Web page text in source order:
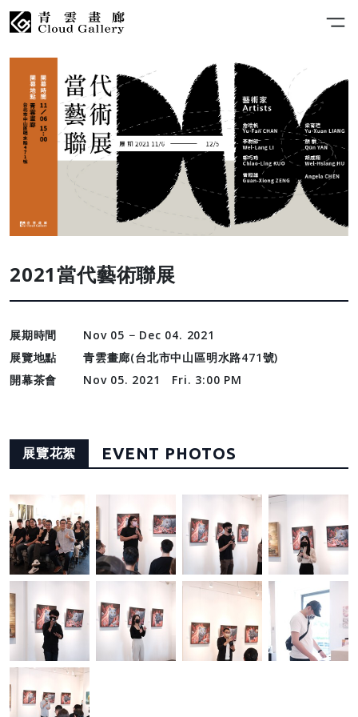
2021當代藝術聯展
展期時間
Nov 05 − Dec 04. 2021
展覽地點
青雲畫廊(台北市中山區明水路471號)
開幕茶會
Nov 05. 2021 Fri. 3:00 PM
展覽花絮 EVENT PHOTOS